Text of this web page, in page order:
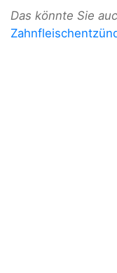
Das könnte Sie